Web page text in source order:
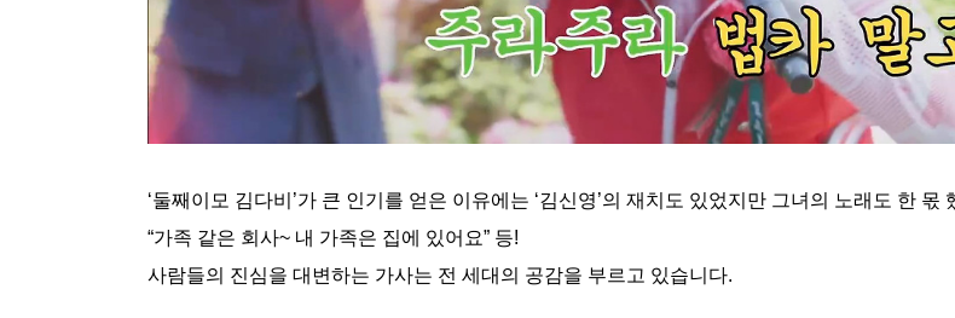
‘둘째이모 김다비’가 큰 인기를 얻은 이유에는 ‘김신영’의 재치도 있었지만 그녀의 노래도 한 몫
“가족 같은 회사~ 내 가족은 집에 있어요” 등!
사람들의 진심을 대변하는 가사는 전 세대의 공감을 부르고 있습니다.